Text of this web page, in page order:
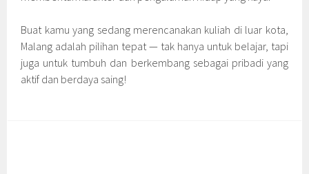
Buat kamu yang sedang merencanakan kuliah di luar kota,
Malang adalah pilihan tepat — tak hanya untuk belajar, tapi
juga untuk tumbuh dan berkembang sebagai pribadi yang
aktif dan berdaya saing!